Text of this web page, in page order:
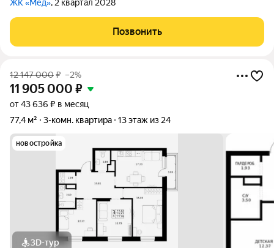
ЖК «Мёд», 2 квартал 2028
Позвонить
12 147 000₽ –2%
11 905 000 ₽
от 43 636 ₽ в месяц
77,4 м²
3-комн. квартира 13 этаж из 24
новостройка
3D-тур